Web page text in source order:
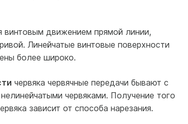
винтовым движением прямой линии,
Линейчатые винтовые поверхности
более широко.
червяка червячные передачи бывают с
червяками. Получение того
зависит от способа нарезания.